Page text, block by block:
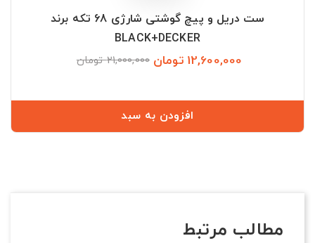
ست دریل و پیچ گوشتی شارژی 68 تکه برند
BLACK+DECKER
12,600,000 تومان 21,000,000 تومان
افزودن به سبد
مطالب مرتبط